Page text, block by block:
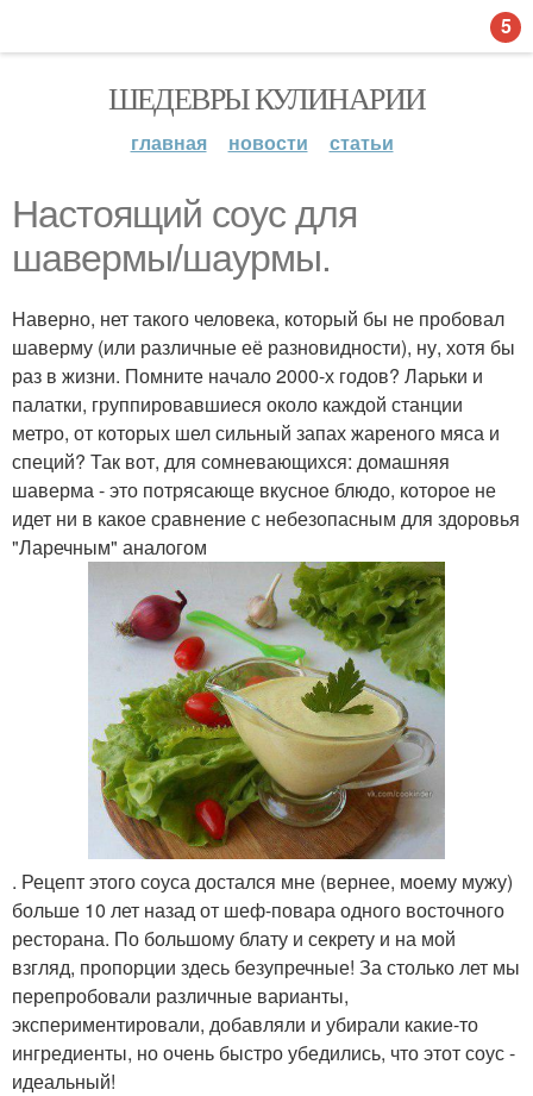
ШЕДЕВРЫ КУЛИНАРИИ
главная новости статьи
Настоящий соус для
шавермы/шаурмы.
Наверно, нет такого человека, который бы не пробовал
шаверму (или различные её разновидности), ну, хотя бы
раз в жизни. Помните начало 2000-х годов? Ларьки и
палатки, группировавшиеся около каждой станции
метро, от которых шел сильный запах жареного мяса и
специй? Так вот, для сомневающихся: домашняя
шаверма - это потрясающе вкусное блюдо, которое не
идет ни в какое сравнение с небезопасным для здоровья
"Ларечным" аналогом
. Рецепт этого соуса достался мне (вернее, моему мужу)
больше 10 лет назад от шеф-повара одного восточного
ресторана. По большому блату и секрету и на мой
взгляд, пропорции здесь безупречные! За столько лет мы
перепробовали различные варианты,
экспериментировали, добавляли и убирали какие-то
ингредиенты, но очень быстро убедились, что этот соус -
идеальный!
5